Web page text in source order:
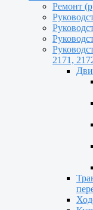
Ремонт
2171,